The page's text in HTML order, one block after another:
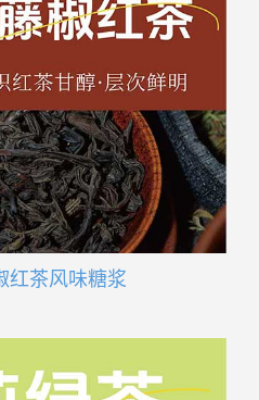
红茶风味糖浆